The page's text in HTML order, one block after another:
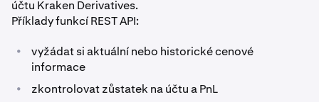
účtu Kraken Derivatives.
Příklady funkcí REST API:
•
vyžádat si aktuální nebo historické cenové
informace
• zkontrolovat zůstatek na účtu a PnL